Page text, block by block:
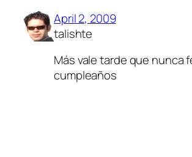
April 2, 2009
talishte
Más vale tarde que nunca
cumpleaños